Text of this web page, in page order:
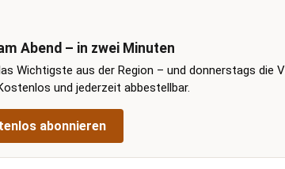
Abend – in zwei Minuten
Wichtigste aus der Region – und donnerstags die
und jederzeit abbestellbar.
abonnieren